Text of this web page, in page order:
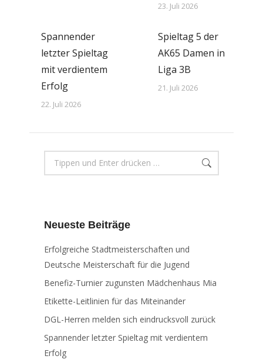
23. Juli 2026
Spannender
letzter Spieltag
mit verdientem
Erfolg
22. Juli 2026
Spieltag 5 der
AK65 Damen in
Liga 3B
21. Juli 2026
Search:
Neueste Beiträge
Erfolgreiche Stadtmeisterschaften und
Deutsche Meisterschaft für die Jugend
Benefiz-Turnier zugunsten Mädchenhaus Mia
Etikette-Leitlinien für das Miteinander
DGL-Herren melden sich eindrucksvoll zurück
Spannender letzter Spieltag mit verdientem
Erfolg